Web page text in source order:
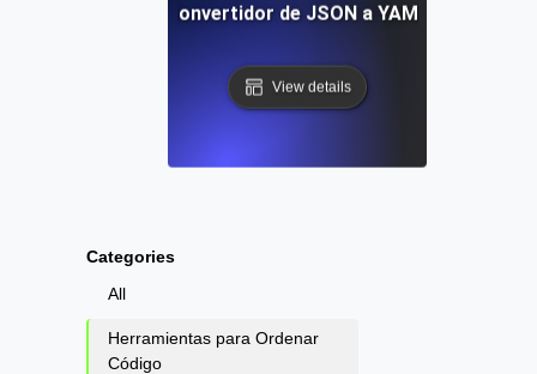
Categories
All
Herramientas para Ordenar
Código
Convertidor de JSON a YAML
View details